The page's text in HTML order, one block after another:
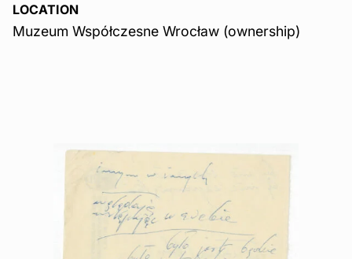
LOCATION
Muzeum Współczesne Wrocław (ownership)